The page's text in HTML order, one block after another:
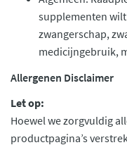
supplementen
zwangerschap,
medicijngebruik,
Allergenen Disclaimer
Let op:
Hoewel we zorgvuldig
productpagina’s